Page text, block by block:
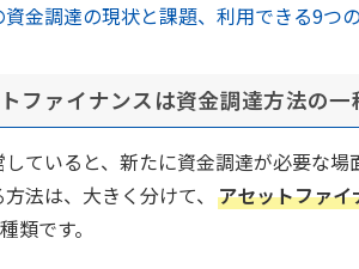
資金調達の現状と課題、利用できる9つ
ファイナンスは資金調達方法の一
ていると、新たに資金調達が必要な
法は、大きく分けて、 アセットファイ
類です。